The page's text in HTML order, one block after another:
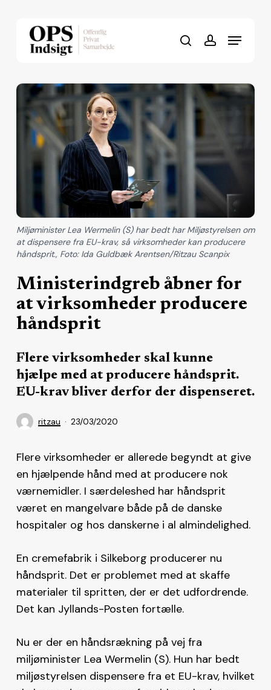
searchaccount
Menu
Ministerindgreb åbner for
at virksomheder producere
håndsprit
Flere virksomheder skal kunne
hjælpe med at producere håndsprit.
EU-krav bliver derfor der dispenseret.
ritzau 23/03/2020
Miljøminister Lea Wermelin (S) har bedt har Miljøstyrelsen om
at dispensere fra EU-krav, så virksomheder kan producere
håndsprit., Foto: Ida Guldbæk Arentsen/Ritzau Scanpix
Flere virksomheder er allerede begyndt at give
en hjælpende hånd med at producere nok
værnemidler. I særdeleshed har håndsprit
været en mangelvare både på de danske
hospitaler og hos danskerne i al almindelighed.
En cremefabrik i Silkeborg producerer nu
håndsprit. Det er problemet med at skaffe
materialer til spritten, der er det udfordrende.
Det kan Jyllands-Posten fortælle.
Nu er der en håndsrækning på vej fra
miljøminister Lea Wermelin (S). Hun har bedt
miljøstyrelsen dispensere fra et EU-krav, hvilket
Close